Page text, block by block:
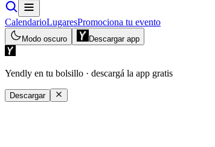
CalendarioLugaresPromociona tu evento
Modo oscuro Descargar app
Yendly en tu bolsillo · descargá la app gratis
Descargar